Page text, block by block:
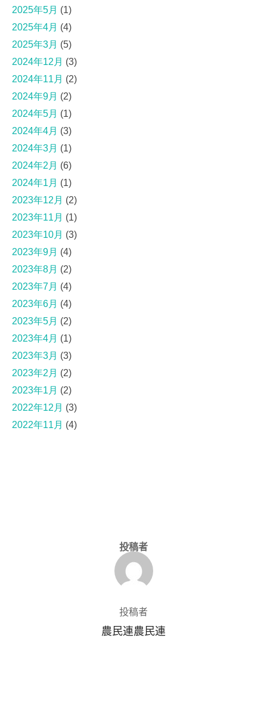
2025年5月 (1)
2025年4月 (4)
2025年3月 (5)
2024年12月 (3)
2024年11月 (2)
2024年9月 (2)
2024年5月 (1)
2024年4月 (3)
2024年3月 (1)
2024年2月 (6)
2024年1月 (1)
2023年12月 (2)
2023年11月 (1)
2023年10月 (3)
2023年9月 (4)
2023年8月 (2)
2023年7月 (4)
2023年6月 (4)
2023年5月 (2)
2023年4月 (1)
2023年3月 (3)
2023年2月 (2)
2023年1月 (2)
2022年12月 (3)
2022年11月 (4)
投稿者
投稿者
農民連農民連